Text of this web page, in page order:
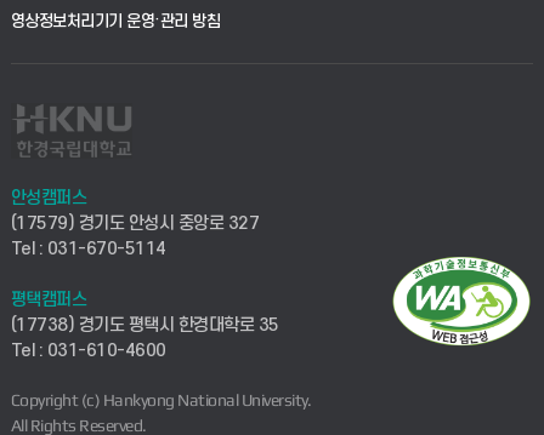
영상정보처리기기 운영·관리 방침
안성캠퍼스
(17579) 경기도 안성시 중앙로 327
Tel : 031-670-5114
평택캠퍼스
(17738) 경기도 평택시 한경대학로 35
Tel : 031-610-4600
Copyright (c) Hankyong National University.
All Rights Reserved.